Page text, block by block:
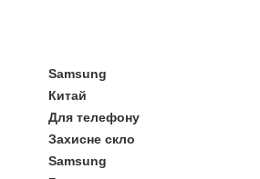
Samsung
Китай
Для телефону
Захисне скло
Samsung